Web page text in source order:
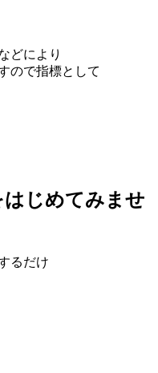
どにより
ので指標として
じめてみませ
るだけ